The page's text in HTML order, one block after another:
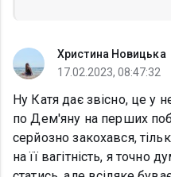
Христина Новицька
17.02.2023, 08:47:32
Ну Катя дає звісно, це у
по Дем'яну на перших
серйозно закохався,
на її вагітність, я